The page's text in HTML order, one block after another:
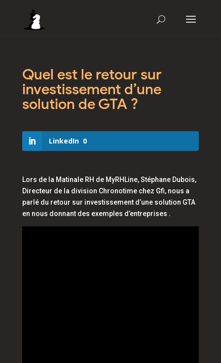
Quel est le retour sur
investissement d’une
solution de GTA ?
LinkedIn 0
Lors de la Matinale RH de MyRHLine, Stéphane Dubois,
Directeur de la division Chronotime chez Gfi, nous a
parlé du retour sur investissement d’une solution GTA
en nous donnant des exemples d’entreprises .